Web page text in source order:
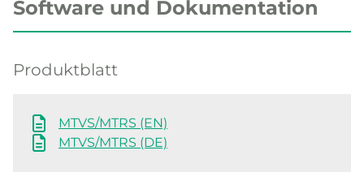
Software und Dokumentation
Produktblatt
MTVS/MTRS (EN)
MTVS/MTRS (DE)